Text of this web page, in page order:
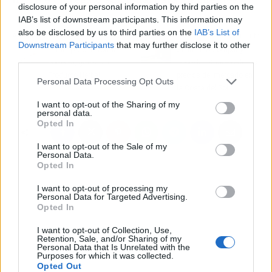
disclosure of your personal information by third parties on the
IAB’s list of downstream participants. This information may
also be disclosed by us to third parties on the IAB’s List of
Downstream Participants that may further disclose it to other
Personal Data Processing Opt Outs
I want to opt-out of the Sharing of my
personal data.
Opted In
I want to opt-out of the Sale of my
Personal Data.
Opted In
I want to opt-out of processing my
Personal Data for Targeted Advertising.
Opted In
I want to opt-out of Collection, Use,
Retention, Sale, and/or Sharing of my
Personal Data that Is Unrelated with the
Purposes for which it was collected.
Opted Out
Artículo anterior
Perder peso de forma
correcta, gracias a
Artículo siguiente
Zeuthen & Company,
sobre la situación de los